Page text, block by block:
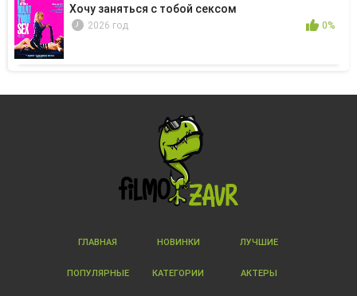
Хочу заняться с тобой сексом
2026 год 0%
ГЛАВНАЯ НОВИНКИ ЛУЧШИЕ
ПОПУЛЯРНЫЕ КАТЕГОРИИ АКТЕРЫ